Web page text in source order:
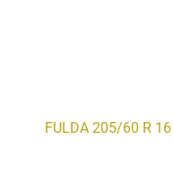
FULDA 205/60 R